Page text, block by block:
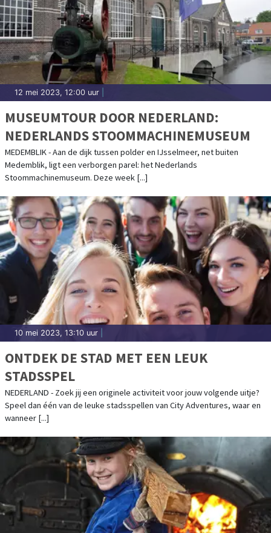
12 mei 2023, 12:00 uur
MUSEUMTOUR DOOR NEDERLAND:
NEDERLANDS STOOMMACHINEMUSEUM
MEDEMBLIK - Aan de dijk tussen polder en IJsselmeer, net buiten
Medemblik, ligt een verborgen parel: het Nederlands
Stoommachinemuseum. Deze week [...]
10 mei 2023, 13:10 uur
ONTDEK DE STAD MET EEN LEUK
STADSSPEL
NEDERLAND - Zoek jij een originele activiteit voor jouw volgende uitje?
Speel dan één van de leuke stadsspellen van City Adventures, waar en
wanneer [...]